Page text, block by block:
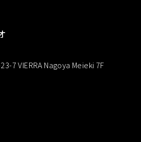
7 VIERRA Nagoya Meieki 7F